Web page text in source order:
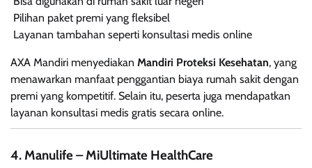
Pilihan paket premi yang fleksibel
Layanan tambahan seperti konsultasi medis online
AXA Mandiri menyediakan Mandiri Proteksi Kesehatan, yang
menawarkan manfaat penggantian biaya rumah sakit dengan
premi yang kompetitif. Selain itu, peserta juga mendapatkan
layanan konsultasi medis gratis secara online.
4. Manulife – MiUltimate HealthCare